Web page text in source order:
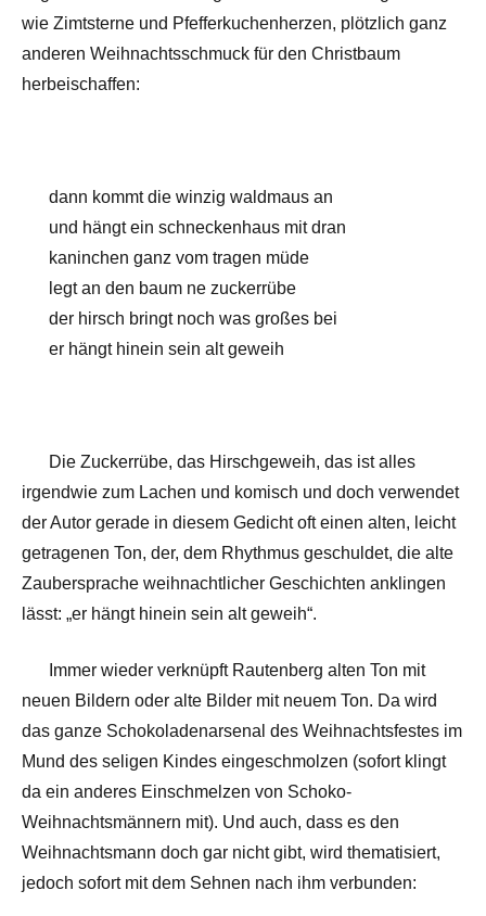
wie Zimtsterne und Pfefferkuchenherzen, plötzlich ganz
anderen Weihnachtsschmuck für den Christbaum
herbeischaffen:
dann kommt die winzig waldmaus an
und hängt ein schneckenhaus mit dran
kaninchen ganz vom tragen müde
legt an den baum ne zuckerrübe
der hirsch bringt noch was großes bei
er hängt hinein sein alt geweih
Die Zuckerrübe, das Hirschgeweih, das ist alles
irgendwie zum Lachen und komisch und doch verwendet
der Autor gerade in diesem Gedicht oft einen alten, leicht
getragenen Ton, der, dem Rhythmus geschuldet, die alte
Zaubersprache weihnachtlicher Geschichten anklingen
lässt: „er hängt hinein sein alt geweih“.
Immer wieder verknüpft Rautenberg alten Ton mit
neuen Bildern oder alte Bilder mit neuem Ton. Da wird
das ganze Schokoladenarsenal des Weihnachtsfestes im
Mund des seligen Kindes eingeschmolzen (sofort klingt
da ein anderes Einschmelzen von Schoko-
Weihnachtsmännern mit). Und auch, dass es den
Weihnachtsmann doch gar nicht gibt, wird thematisiert,
jedoch sofort mit dem Sehnen nach ihm verbunden: